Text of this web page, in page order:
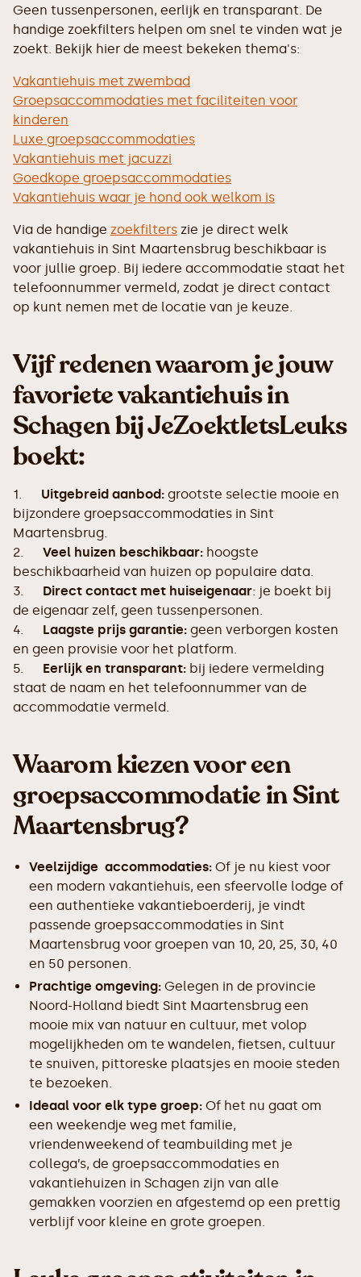
Geen tussenpersonen, eerlijk en transparant. De
handige zoekfilters helpen om snel te vinden wat je
zoekt. Bekijk hier de meest bekeken thema's:
Vakantiehuis met zwembad
Groepsaccommodaties met faciliteiten voor
kinderen
Luxe groepsaccommodaties
Vakantiehuis met jacuzzi
Goedkope groepsaccommodaties
Vakantiehuis waar je hond ook welkom is
Via de handige zoekfilters zie je direct welk
vakantiehuis in Sint Maartensbrug beschikbaar is
voor jullie groep. Bij iedere accommodatie staat het
telefoonnummer vermeld, zodat je direct contact
op kunt nemen met de locatie van je keuze.
Vijf redenen waarom je jouw
favoriete vakantiehuis in
Schagen bij JeZoektIetsLeuks
boekt:
1. Uitgebreid aanbod: grootste selectie mooie en
bijzondere groepsaccommodaties in Sint
Maartensbrug.
2. Veel huizen beschikbaar: hoogste
beschikbaarheid van huizen op populaire data.
3. Direct contact met huiseigenaar: je boekt bij
de eigenaar zelf, geen tussenpersonen.
4. Laagste prijs garantie: geen verborgen kosten
en geen provisie voor het platform.
5. Eerlijk en transparant: bij iedere vermelding
staat de naam en het telefoonnummer van de
accommodatie vermeld.
Waarom kiezen voor een
groepsaccommodatie in Sint
Maartensbrug?
Veelzijdige accommodaties: Of je nu kiest voor
een modern vakantiehuis, een sfeervolle lodge of
een authentieke vakantieboerderij, je vindt
passende groepsaccommodaties in Sint
Maartensbrug voor groepen van 10, 20, 25, 30, 40
en 50 personen.
Prachtige omgeving: Gelegen in de provincie
Noord-Holland biedt Sint Maartensbrug een
mooie mix van natuur en cultuur, met volop
mogelijkheden om te wandelen, fietsen, cultuur
te snuiven, pittoreske plaatsjes en mooie steden
te bezoeken.
Ideaal voor elk type groep: Of het nu gaat om
een weekendje weg met familie,
vriendenweekend of teambuilding met je
collega’s, de groepsaccommodaties en
vakantiehuizen in Schagen zijn van alle
gemakken voorzien en afgestemd op een prettig
verblijf voor kleine en grote groepen.